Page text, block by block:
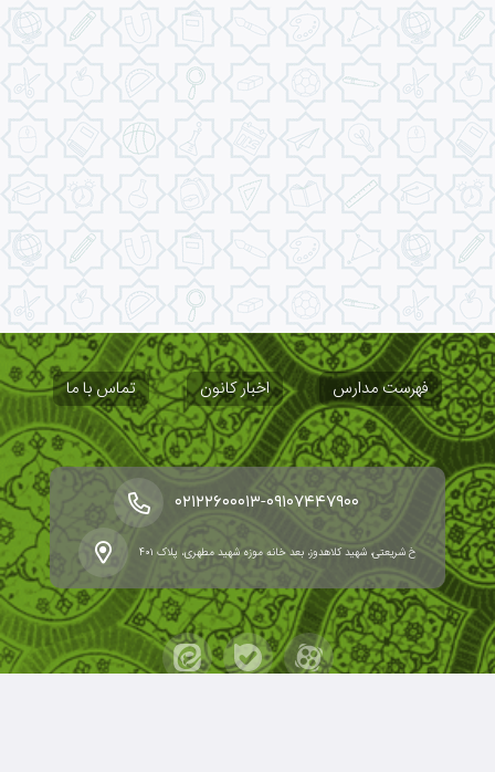
فهرست مدارس اخبار کانون تماس با ما
خ شریعتی، شهید کلاهدوز، بعد خانه موزه شهید مطهری، پلاک ۴۰۱
۰۹۱۰۷۴۴۷۹۰۰-۰۲۱۲۲۶۰۰۰۱۳